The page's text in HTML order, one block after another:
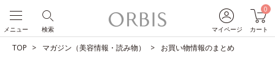
マイページ
0
カート
検索
メニュー
TOP マガジン（美容情報・読み物） お買い物情報のまとめ